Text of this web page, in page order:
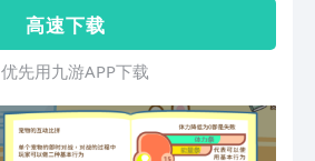
高 速 下 载
优先用九游APP下载